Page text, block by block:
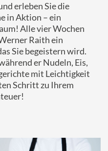
erleben Sie die
in Aktion – ein
Alle vier Wochen
Raith ein
Sie begeistern wird.
er Nudeln, Eis,
mit Leichtigkeit
Schritt zu Ihrem